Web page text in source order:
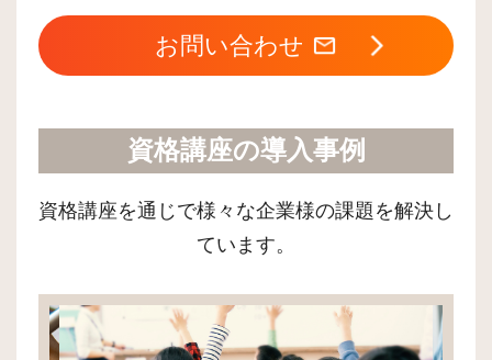
お問い合わせ
資格講座の導入事例
資格講座を通じで様々な企業様の課題を解決し
ています。